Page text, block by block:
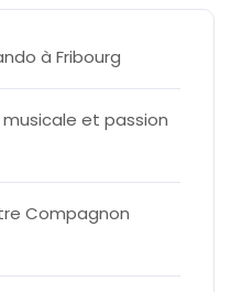
à Fribourg
musicale et passion
Compagnon